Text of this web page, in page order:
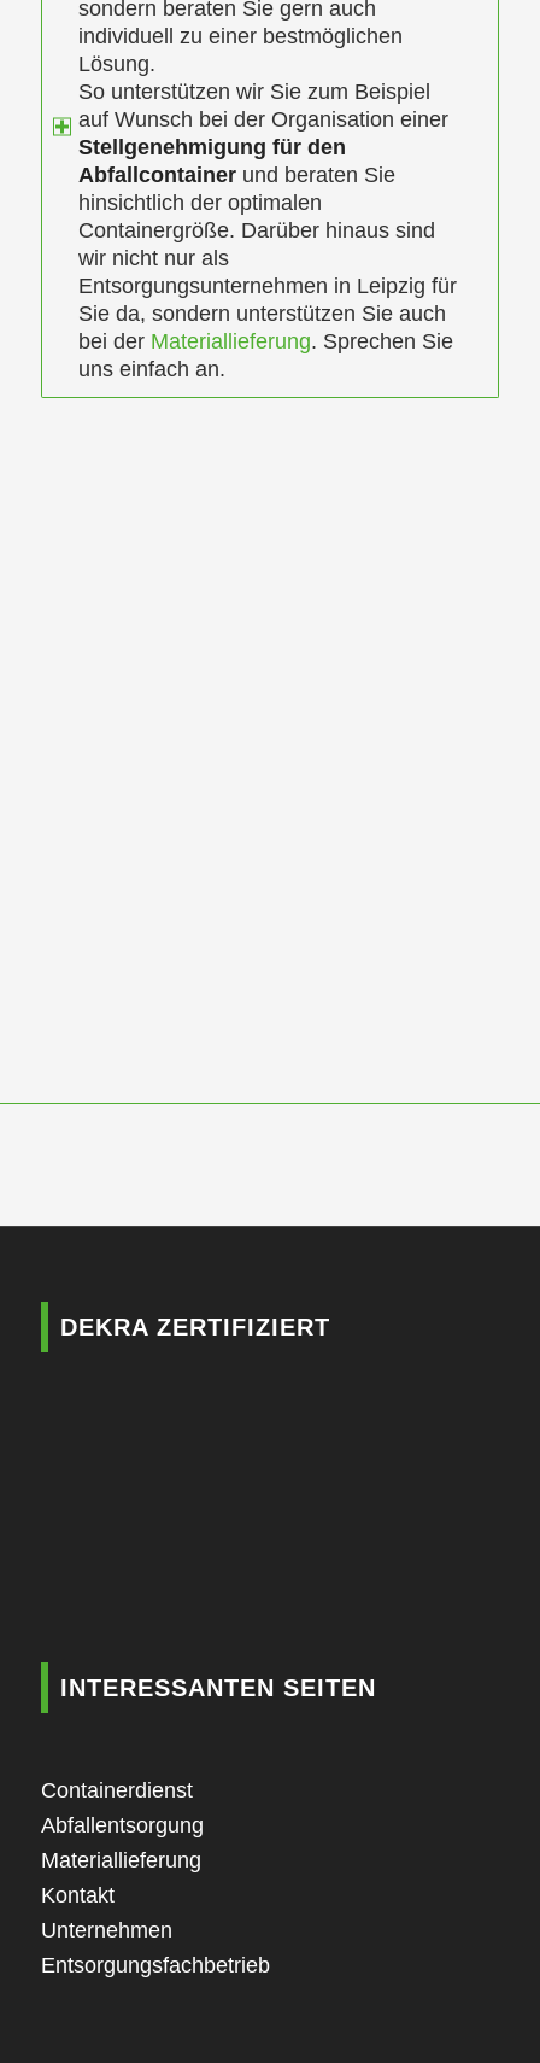
sondern beraten Sie gern auch
individuell zu einer bestmöglichen
Lösung.
So unterstützen wir Sie zum Beispiel
auf Wunsch bei der Organisation einer
Stellgenehmigung für den
Abfallcontainerund beraten Sie
hinsichtlich der optimalen
Containergröße. Darüber hinaus sind
wir nicht nur als
Entsorgungsunternehmen in Leipzig für
Sie da, sondern unterstützen Sie auch
bei der Materiallieferung. Sprechen Sie
uns einfach an.
DEKRA ZERTIFIZIERT
INTERESSANTEN SEITEN
Containerdienst
Abfallentsorgung
Materiallieferung
Kontakt
Unternehmen
Entsorgungsfachbetrieb